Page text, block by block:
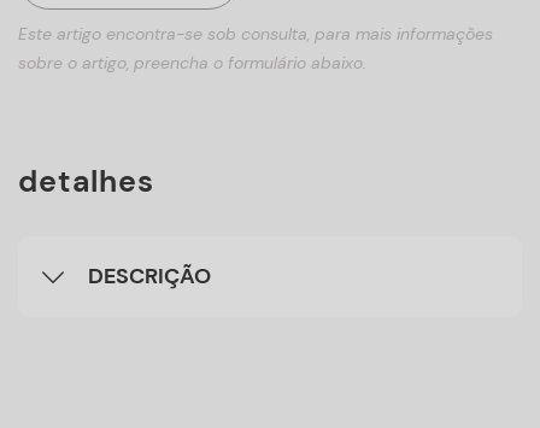
Este artigo encontra-se sob consulta, para mais informações
sobre o artigo, preencha o formulário abaixo.
detalhes
DESCRIÇÃO